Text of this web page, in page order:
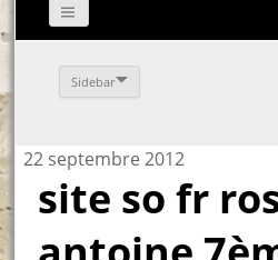
Sidebar
22 septembre 2012
site so fr